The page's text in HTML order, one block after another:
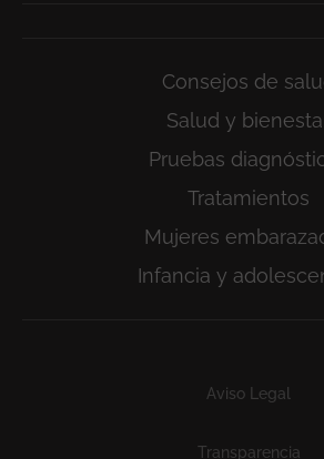
Consejos de
Salud y
Pruebas
Tratamientos
Mujeres
Infancia y
Aviso Legal
Transparencia